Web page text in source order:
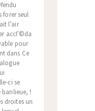
forer seul
l’air
accГ©da
pour
dans Ce
ci se
banlieue, !
droites un